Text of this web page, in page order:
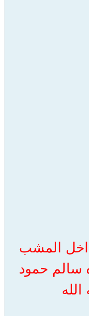
المشب
سالم حمود